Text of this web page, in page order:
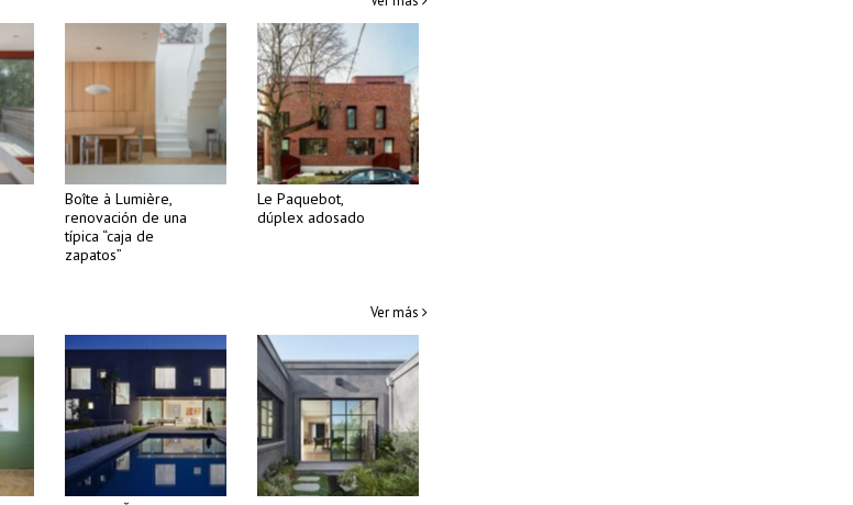
Boîte à Lumière,
renovación de una
típica “caja de
zapatos”
Le Paquebot,
dúplex adosado
Ver más